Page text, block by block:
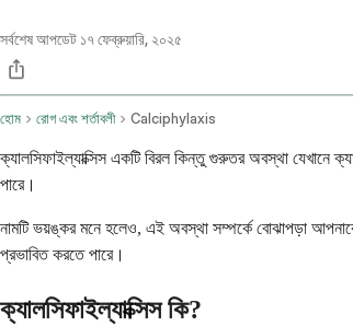
সর্বশেষ আপডেট ১৭ ফেব্রুয়ারি, ২০২৫
হোম রোগ এবং শর্তাবলী Calciphylaxis
ক্যালসিফাইল্যাক্সিস একটি বিরল কিন্তু গুরুতর অবস্থা যেখানে
পারে।
নামটি ভয়ঙ্কর মনে হলেও, এই অবস্থা সম্পর্কে বোঝাপড়া আপনাকে
প্রভাবিত করতে পারে।
ক্যালসিফাইল্যাক্সিস কি?